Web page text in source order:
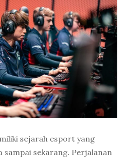
sejarah esport yang
sampai sekarang. Perjalanan